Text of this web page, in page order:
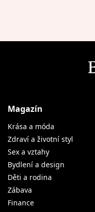
Magazín
Krása a móda
Zdraví a životní styl
Sex a vztahy
Bydlení a design
Děti a rodina
Zábava
Finance